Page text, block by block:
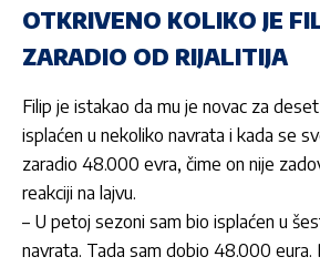
OTKRIVENO KOLIKO JE
ZARADIO OD RIJALITIJA
Filip je istakao da mu je novac za
isplaćen u nekoliko navrata i kada se
zaradio 48.000 evra, čime on nije
reakciji na lajvu.
– U petoj sezoni sam bio isplaćen u
navrata. Tada sam dobio 48.000